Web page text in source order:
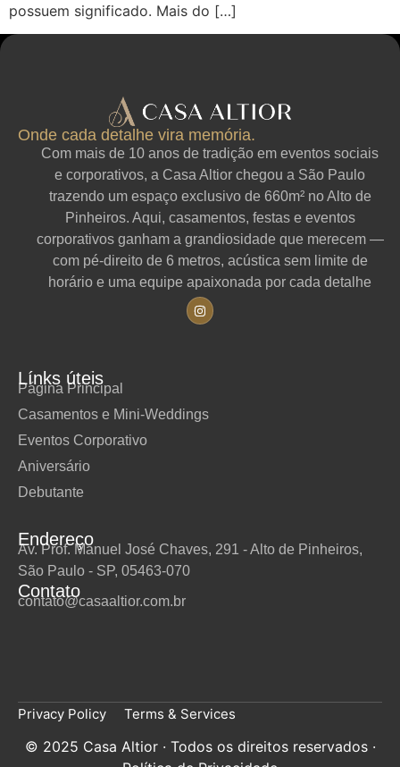
possuem significado. Mais do […]
Onde cada detalhe vira memória.
Com mais de 10 anos de tradição em eventos sociais
e corporativos, a Casa Altior chegou a São Paulo
trazendo um espaço exclusivo de 660m² no Alto de
Pinheiros. Aqui, casamentos, festas e eventos
corporativos ganham a grandiosidade que merecem —
com pé-direito de 6 metros, acústica sem limite de
horário e uma equipe apaixonada por cada detalhe
Línks úteis
Página Principal
Casamentos e Mini-Weddings
Eventos Corporativo
Aniversário
Debutante
Endereço
Av. Prof. Manuel José Chaves, 291 - Alto de Pinheiros,
São Paulo - SP, 05463-070
Contato
contato@casaaltior.com.br
© 2025 Casa Altior · Todos os direitos reservados ·
Privacy Policy Terms & Services